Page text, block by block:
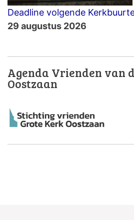
Deadline volgende
29 augustus 2026
Agenda Vrienden van
Oostzaan